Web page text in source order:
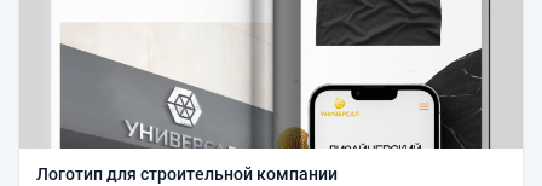
Логотип для строительной компании